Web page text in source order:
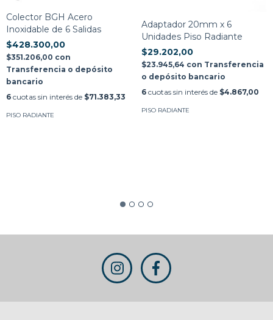
Colector BGH Acero
Inoxidable de 6 Salidas
$428.300,00
$351.206,00 con
Transferencia o depósito
bancario
6 cuotas sin interés de $71.383,33
PISO RADIANTE
Adaptador 20mm x 6
Unidades Piso Radiante
$29.202,00
$23.945,64 con Transferencia
o depósito bancario
6cuotas sin interés de $4.867,00
PISO RADIANTE